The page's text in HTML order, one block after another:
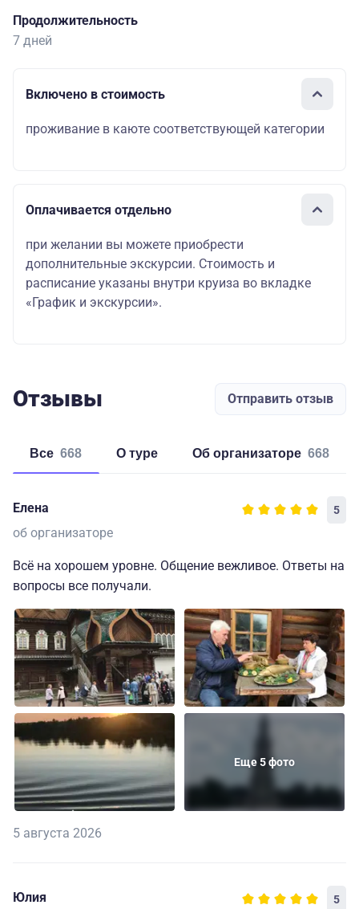
Продолжительность
7 дней
Включено в стоимость
проживание в каюте соответствующей категории
Оплачивается отдельно
при желании вы можете приобрести
дополнительные экскурсии. Стоимость и
расписание указаны внутри круиза во вкладке
«График и экскурсии».
Отзывы Отправить отзыв
Все 668 о туре об организаторе 668
Елена 5
об организаторе
Всё на хорошем уровне. Общение вежливое. Ответы на
вопросы все получали.
Еще 5 фото
5 августа 2026
Юлия 5